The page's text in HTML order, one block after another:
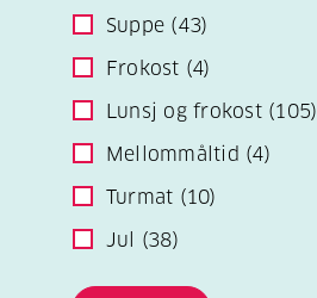
Suppe (43)
Frokost (4)
Lunsj og frokost (105)
Mellommåltid (4)
Turmat (10)
Jul (38)